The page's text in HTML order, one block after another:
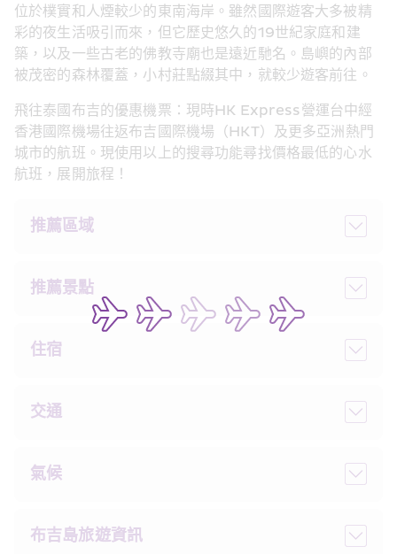
位於樸實和人煙較少的東南海岸。雖然國際遊客大多被精
彩的夜生活吸引而來，但它歷史悠久的19世紀家庭和建
築，以及一些古老的佛教寺廟也是遠近馳名。島嶼的內部
被茂密的森林覆蓋，小村莊點綴其中，就較少遊客前往。
飛往泰國布吉的優惠機票：現時HK Express營運台中經
香港國際機場往返布吉國際機場（HKT）及更多亞洲熱門
城市的航班。現使用以上的搜尋功能尋找價格最低的心水
航班，展開旅程！
推薦區域
推薦景點
住宿
交通
氣候
布吉島旅遊資訊